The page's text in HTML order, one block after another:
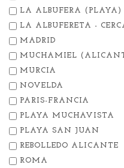
LA ALBUFERA (PLAYA)
LA ALBUFERETA -
MADRID
MUCHAMIEL
MURCIA
NOVELDA
PARIS-FRANCIA
PLAYA MUCHAVISTA
PLAYA SAN JUAN
REBOLLEDO ALICANTE
ROMA